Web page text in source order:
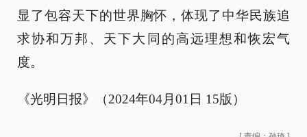
显了包容天下的世界胸怀，体现了中华民族追
求协和万邦、天下大同的高远理想和恢宏气
度。
《光明日报》（2024年04月01日 15版）